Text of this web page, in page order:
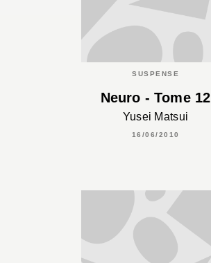
SUSPENSE
Neuro - Tome 12
Yusei Matsui
16/06/2010